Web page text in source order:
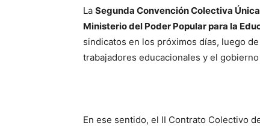
La Segunda Convención Colectiva
Ministerio del Poder Popular para la
sindicatos en los próximos días, luego
trabajadores educacionales y el
En ese sentido, el II Contrato Colectivo